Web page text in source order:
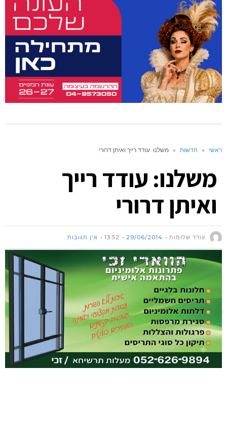
ראשי » חדשות » משלנו: עודד רייך ואיתן דרורי
משלנו: עודד רייך
ואיתן דרורי
עודד שלומות 29/06/2014
13:52 אין תגובות